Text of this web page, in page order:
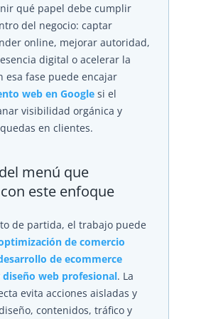
qué papel debe cumplir
del negocio: captar
online, mejorar autoridad,
digital o acelerar la
esa fase puede encajar
web en Googlesi el
visibilidad orgánica y
en clientes.
menú que
este enfoque
de partida, el trabajo puede
de comercio
de ecommerce
diseño web profesional. La
evita acciones aisladas y
contenidos, tráfico y